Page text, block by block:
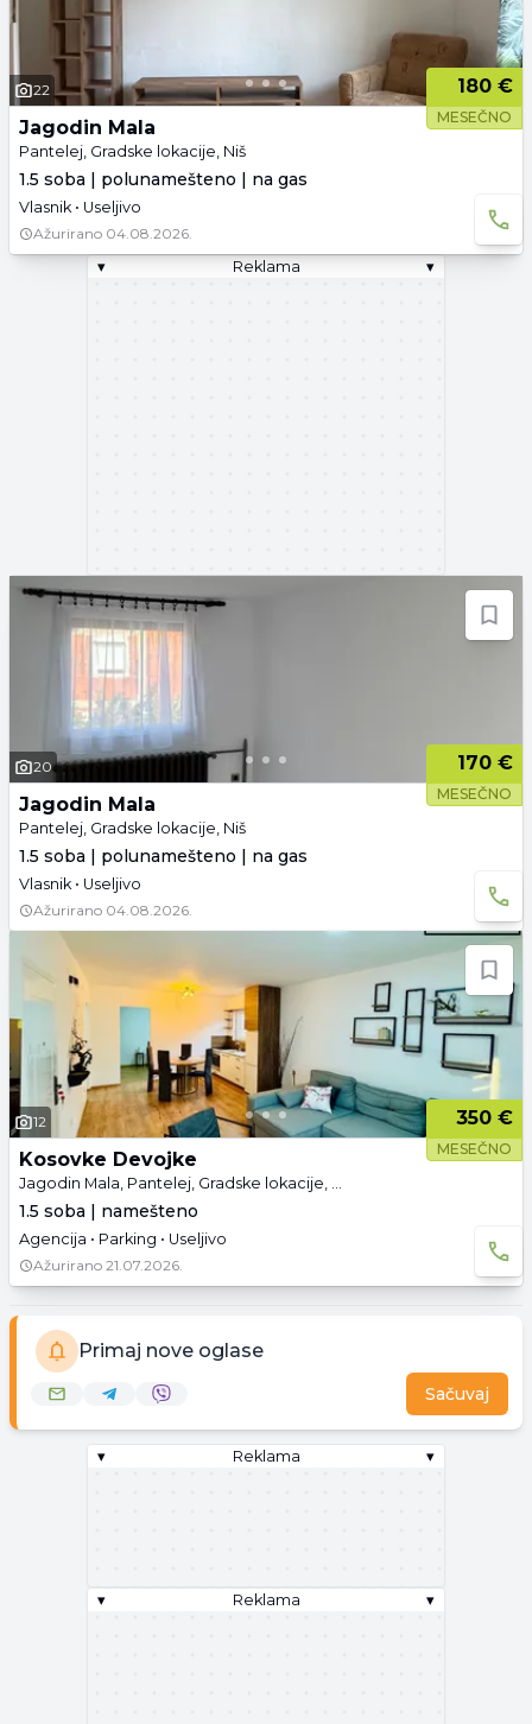
22 180 €
MESEČNO
Jagodin Mala
Pantelej, Gradske lokacije, Niš
1.5 soba | polunamešteno | na gas
Vlasnik • Useljivo
Ažurirano 04.08.2026.
▾
Reklama ▾
20 170 €
MESEČNO
Jagodin Mala
Pantelej, Gradske lokacije, Niš
1.5 soba | polunamešteno | na gas
Vlasnik • Useljivo
Ažurirano 04.08.2026.
12 350 €
MESEČNO
Kosovke Devojke
Jagodin Mala, Pantelej, Gradske lokacije, Niš
1.5 soba | namešteno
Agencija • Parking • Useljivo
Ažurirano 21.07.2026.
Primaj nove oglase
Sačuvaj
▾ Reklama ▾
▾ Reklama ▾